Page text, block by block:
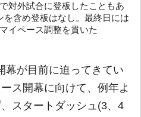
対外試合に登板したこともあ
を含め登板はなし。最終日には
イペース調整を貫いた
が目前に迫ってきてい
ス開幕に向けて、例年よ
スタートダッシュ(3、4